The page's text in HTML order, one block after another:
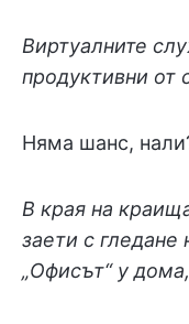
Виртуалните
продуктивни от
Няма шанс,
В края на
заети с гледане
„Офисът“ у